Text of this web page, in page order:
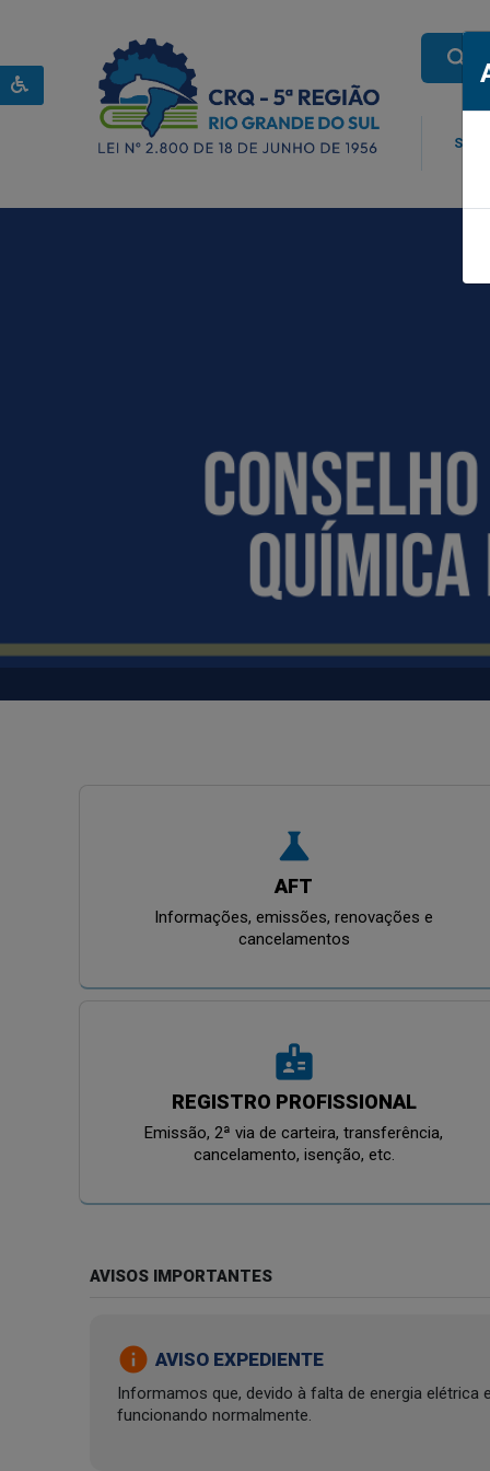
science
AFT
Informações, emissões, renovações e
cancelamentos
badge
REGISTRO PROFISSIONAL
Emissão, 2ª via de carteira, transferência,
cancelamento, isenção, etc.
AVISOS IMPORTANTES
info AVISO EXPEDIENTE
Informamos que, devido à falta de energia
funcionando normalmente.